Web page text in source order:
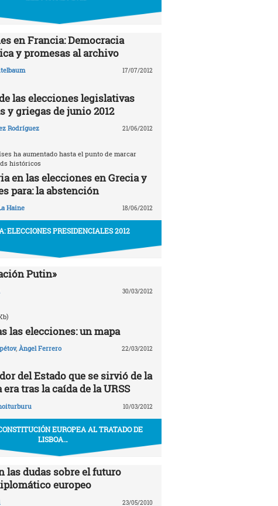
en Francia: Democracia
y promesas al archivo
17/07/2012
las elecciones legislativas
y griegas de junio 2012
Rodríguez 21/06/2012
ha aumentado hasta el punto de marcar
históricos
en las elecciones en Grecia y
para: la abstención
Haine 18/06/2012
ELECCIONES PRESIDENCIALES 2012
Putin»
30/03/2012
las elecciones: un mapa
, Àngel Ferrero 22/03/2012
del Estado que se sirvió de la
tras la caída de la URSS
10/03/2012
EUROPEA AL TRATADO DE
LISBOA…
las dudas sobre el futuro
europeo
23/05/2010